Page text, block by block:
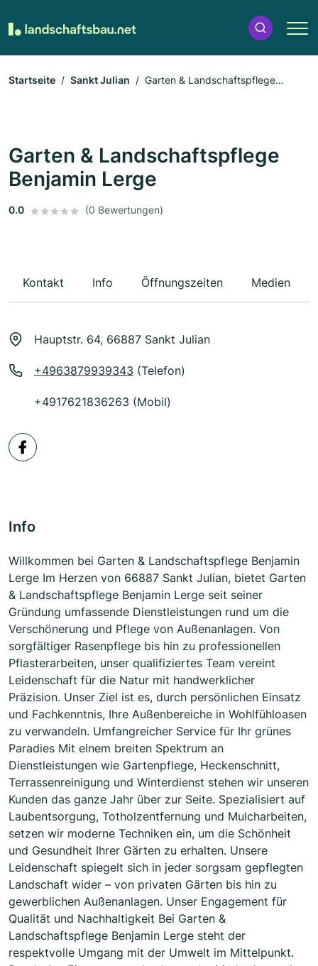
Startseite Sankt Julian
Garten & Landschaftspflege
Garten & Landschaftspflege
Benjamin Lerge
0.0 (0 Bewertungen)
Kontakt Info Öffnungszeiten Medien
Hauptstr. 64, 66887 Sankt Julian
+4963879939343 (Telefon)
+4917621836263 (Mobil)
Info
Willkommen bei Garten & Landschaftspflege Benjamin
Lerge Im Herzen von 66887 Sankt Julian, bietet Garten
& Landschaftspflege Benjamin Lerge seit seiner
Gründung umfassende Dienstleistungen rund um die
Verschönerung und Pflege von Außenanlagen. Von
sorgfältiger Rasenpflege bis hin zu professionellen
Pflasterarbeiten, unser qualifiziertes Team vereint
Leidenschaft für die Natur mit handwerklicher
Präzision. Unser Ziel ist es, durch persönlichen Einsatz
und Fachkenntnis, Ihre Außenbereiche in Wohlfühloasen
zu verwandeln. Umfangreicher Service für Ihr grünes
Paradies Mit einem breiten Spektrum an
Dienstleistungen wie Gartenpflege, Heckenschnitt,
Terrassenreinigung und Winterdienst stehen wir unseren
Kunden das ganze Jahr über zur Seite. Spezialisiert auf
Laubentsorgung, Totholzentfernung und Mulcharbeiten,
setzen wir moderne Techniken ein, um die Schönheit
und Gesundheit Ihrer Gärten zu erhalten. Unsere
Leidenschaft spiegelt sich in jeder sorgsam gepflegten
Landschaft wider – von privaten Gärten bis hin zu
gewerblichen Außenanlagen. Unser Engagement für
Qualität und Nachhaltigkeit Bei Garten &
Landschaftspflege Benjamin Lerge steht der
respektvolle Umgang mit der Umwelt im Mittelpunkt.